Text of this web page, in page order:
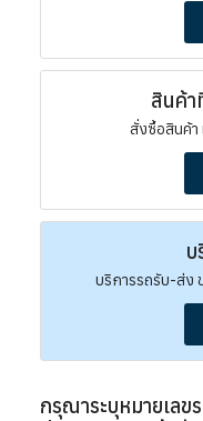
สินค้า
สั่งซื้อสินค้า
บ
บริการรถรับ-ส่ง
กรุณาระบุหมายเลข